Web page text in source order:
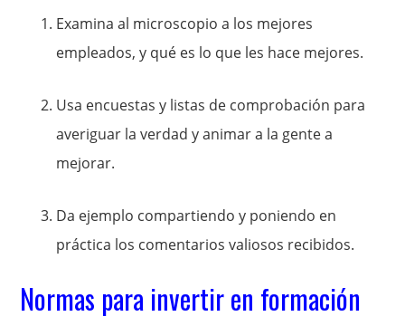
Examina al microscopio a los mejores
empleados, y qué es lo que les hace mejores.
Usa encuestas y listas de comprobación para
averiguar la verdad y animar a la gente a
mejorar.
Da ejemplo compartiendo y poniendo en
práctica los comentarios valiosos recibidos.
Normas para invertir en formación